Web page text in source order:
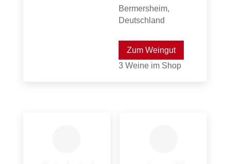
Bermersheim,
Deutschland
Zum Weingut
3 Weine im Shop